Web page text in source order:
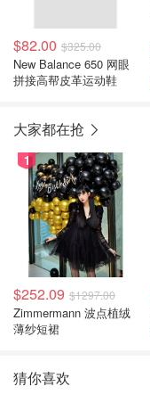
$82.00 $325.00
New Balance 650 网眼
拼接高帮皮革运动鞋
大家都在抢
1
$252.09 $1297.00
Zimmermann 波点植绒
薄纱短裙
猜你喜欢